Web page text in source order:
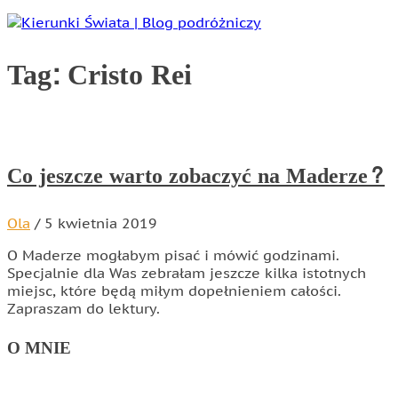
Tag:Cristo Rei
Co jeszcze warto zobaczyć na Maderze?
Ola / 5 kwietnia 2019
O Maderze mogłabym pisać i mówić godzinami.
Specjalnie dla Was zebrałam jeszcze kilka istotnych
miejsc, które będą miłym dopełnieniem całości.
Zapraszam do lektury.
O MNIE